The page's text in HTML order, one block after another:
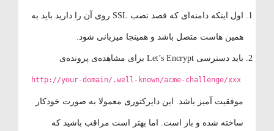
اول اینکه دامنه‌ای که قصد نصب SSL روی آن را دارید باید به
همین هاست متصل باشد و همینجا میزبانی شود.
باید دسترسی Let’s Encrypt برای مشاهده‌ی پرونده‌ی
http://your-domain/.well-known/acme-challenge/xxx
موفقیت آمیز باشد. این دایرکتوری معمولا به صورت خودکار
ساخته شده و باز است. اما بهتر است مراقب باشید که